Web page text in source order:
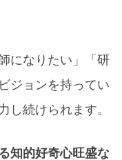
になりたい」「研
ジョンを持ってい
し続けられます。
知的好奇心旺盛な